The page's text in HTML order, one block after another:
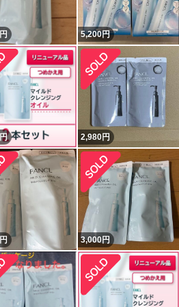
円 5,200円
円 2,980円
円 3,000円